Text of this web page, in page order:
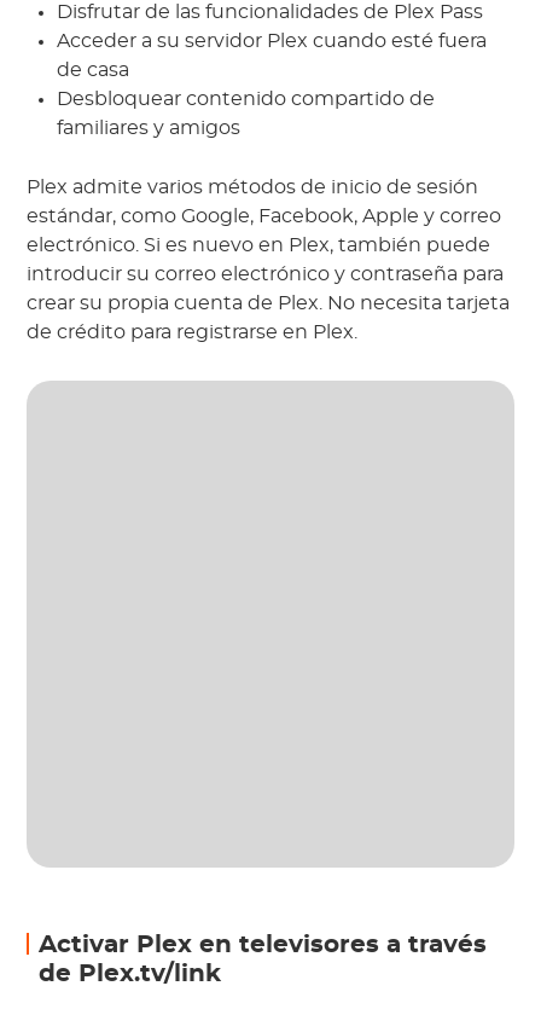
Disfrutar de las funcionalidades de Plex Pass
Acceder a su servidor Plex cuando esté fuera
de casa
Desbloquear contenido compartido de
familiares y amigos
Plex admite varios métodos de inicio de sesión
estándar, como Google, Facebook, Apple y correo
electrónico. Si es nuevo en Plex, también puede
introducir su correo electrónico y contraseña para
crear su propia cuenta de Plex. No necesita tarjeta
de crédito para registrarse en Plex.
Activar Plex en televisores a través
de Plex.tv/link